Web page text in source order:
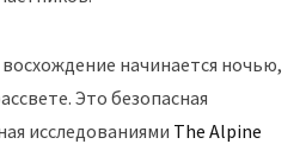
начинается ночью,
Это безопасная
исследованиями The Alpine